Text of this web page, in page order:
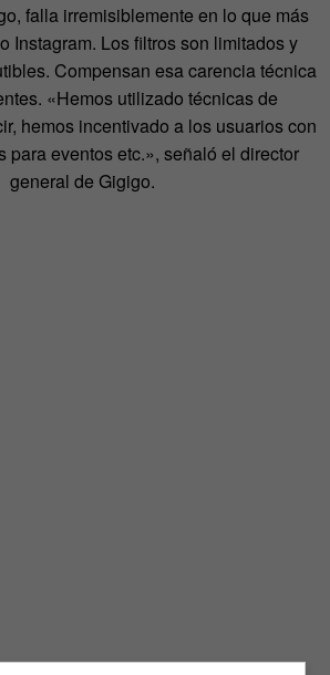
falla irremisiblemente en lo que más
Instagram. Los filtros son limitados y
Compensan esa carencia técnica
«Hemos utilizado técnicas de
hemos incentivado a los usuarios con
para eventos etc.», señaló el director
general de Gigigo.